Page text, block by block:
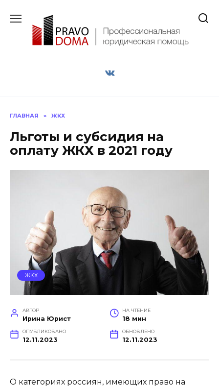
содержанию
ГЛАВНАЯ » ЖКХ
Льготы и субсидия на
оплату ЖКХ в 2021 году
ЖКХ
АВТОР
Ирина Юрист
НА ЧТЕНИЕ
18 мин
ОПУБЛИКОВАНО
12.11.2023
ОБНОВЛЕНО
12.11.2023
О категориях россиян, имеющих право на